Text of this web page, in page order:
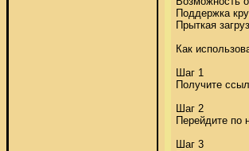
Поддержка
Прыткая
Как
Шаг 1
Получите
Шаг 2
Перейдите по
Шаг 3